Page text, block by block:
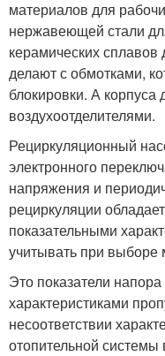
материалов для
нержавеющей стали
керамических
делают с обмотками,
блокировки. А
воздухоотделителями.
Рециркуляционный
электронного
напряжения и
рециркуляции
показательными
учитывать при выборе
Это показатели
характеристиками
несоответствии
отопительной